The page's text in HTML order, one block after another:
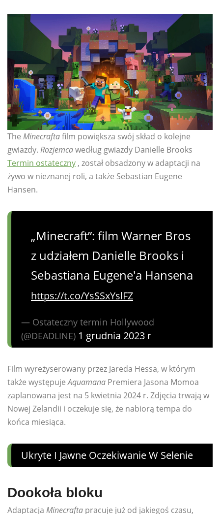
The Minecraftafilm powiększa swój skład o kolejne
gwiazdy. Rozjemcawedług gwiazdy Danielle Brooks
Termin ostateczny , został obsadzony w adaptacji na
żywo w nieznanej roli, a także Sebastian Eugene
Hansen.
„Minecraft”: film Warner Bros
z udziałem Danielle Brooks i
Sebastiana Eugene'a Hansena
https://t.co/YsSSxYslFZ
— Ostateczny termin Hollywood
(@DEADLINE) 1 grudnia 2023 r
Film wyreżyserowany przez Jareda Hessa, w którym
także występujeAquamana Premiera Jasona Momoa
zaplanowana jest na 5 kwietnia 2024 r. Zdjęcia trwają w
Nowej Zelandii i oczekuje się, że nabiorą tempa do
końca miesiąca.
Ukryte I Jawne Oczekiwanie W Selenie
Dookoła bloku
Adaptacja Minecrafta pracuje już od jakiegoś czasu,